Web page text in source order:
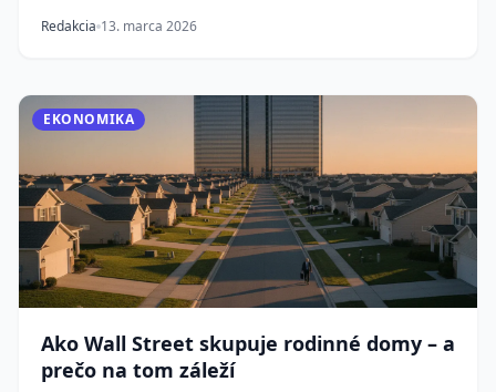
Redakcia 13. marca 2026
EKONOMIKA
Ako Wall Street skupuje rodinné domy – a
prečo na tom záleží